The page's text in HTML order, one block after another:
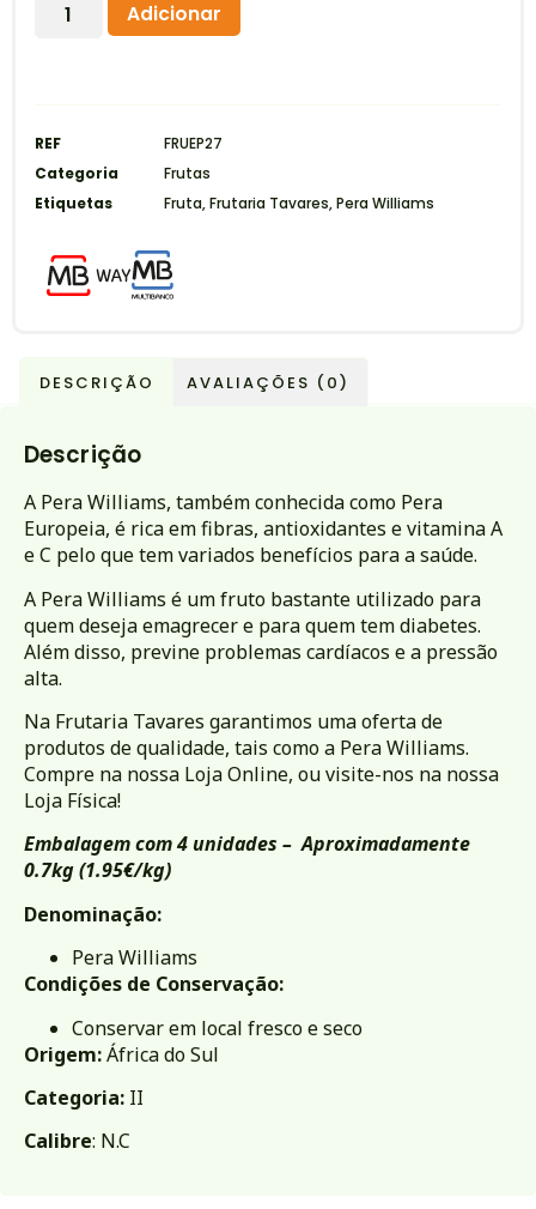
Adicionar
REF
FRUEP27
Categoria
Frutas
Etiquetas
Fruta,Frutaria Tavares,Pera Williams
DESCRIÇÃO AVALIAÇÕES (0)
Descrição
A Pera Williams, também conhecida como Pera
Europeia, é rica em fibras, antioxidantes e vitamina A
e C pelo que tem variados benefícios para a saúde.
A Pera Williams é um fruto bastante utilizado para
quem deseja emagrecer e para quem tem diabetes.
Além disso, previne problemas cardíacos e a pressão
alta.
Na Frutaria Tavares garantimos uma oferta de
produtos de qualidade, tais como a Pera Williams.
Compre na nossa Loja Online, ou visite-nos na nossa
Loja Física!
Embalagem com 4 unidades – Aproximadamente
0.7kg (1.95€/kg)
Denominação:
Pera Williams
Condições de Conservação:
Conservar em local fresco e seco
Origem:África do Sul
Categoria: II
Calibre: N.C